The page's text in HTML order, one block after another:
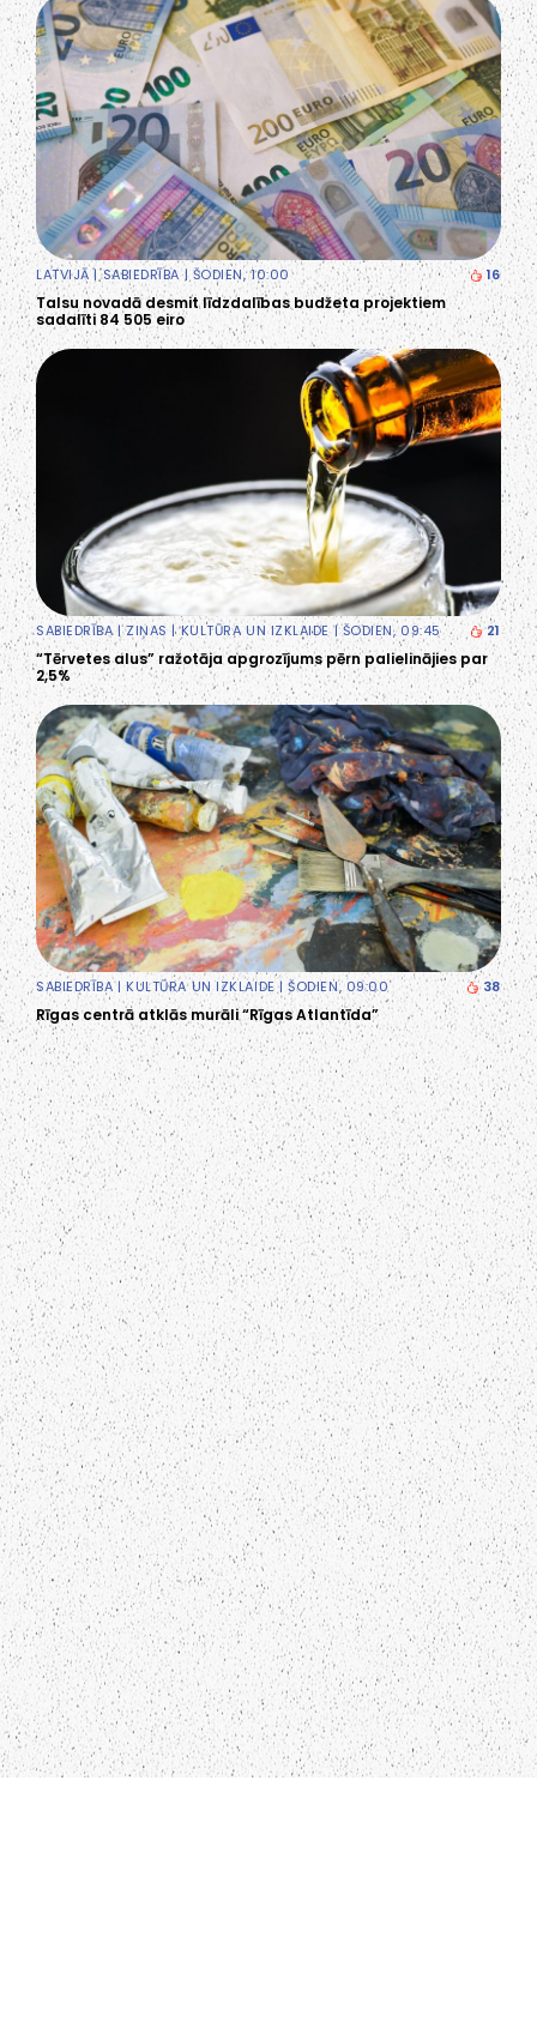
LATVIJĀ|SABIEDRĪBA| ŠODIEN, 10:00 16
Talsu novadā desmit līdzdalības budžeta projektiem
sadalīti 84 505 eiro
SABIEDRĪBA|ZIŅAS |KULTŪRA UN IZKLAIDE | ŠODIEN, 09:45 21
“Tērvetes alus” ražotāja apgrozījums pērn palielinājies par
2,5%
SABIEDRĪBA|KULTŪRA UN IZKLAIDE| ŠODIEN, 09:00 38
Rīgas centrā atklās murāli “Rīgas Atlantīda”